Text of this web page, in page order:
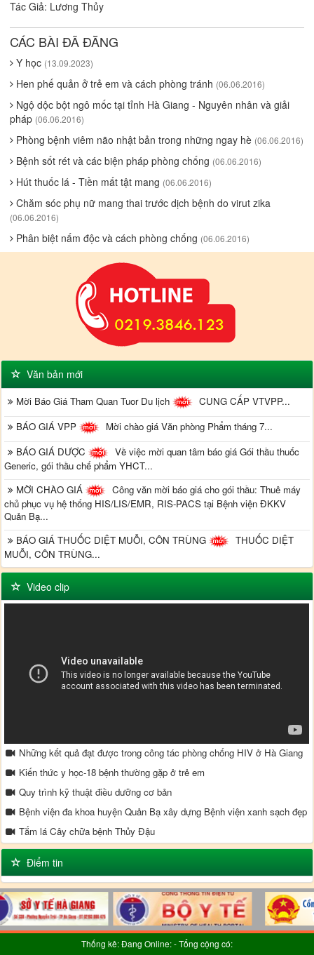
Tác Giả: Lương Thủy
CÁC BÀI ĐÃ ĐĂNG
Y học (13.09.2023)
Hen phế quản ở trẻ em và cách phòng tránh (06.06.2016)
Ngộ dộc bột ngô mốc tại tỉnh Hà Giang - Nguyên nhân và giải
pháp (06.06.2016)
Phòng bệnh viêm não nhật bản trong những ngay hè (06.06.2016)
Bệnh sốt rét và các biện pháp phòng chống (06.06.2016)
Hút thuốc lá - Tiền mất tật mang (06.06.2016)
Chăm sóc phụ nữ mang thai trước dịch bệnh do virut zika
(06.06.2016)
Phân biệt nấm độc và cách phòng chống (06.06.2016)
Văn bản mới
Mời Báo Giá Tham Quan Tuor Du lịch
CUNG CẤP VTVPP...
BÁO GIÁ VPP
Mời chào giá Văn phòng Phẩm tháng 7...
BÁO GIÁ DƯỢC
Về việc mời quan tâm báo giá Gói thầu thuốc
Generic, gói thầu chế phẩm YHCT...
MỜI CHÀO GIÁ
Công văn mời báo giá cho gói thầu: Thuê máy
chủ phục vụ hệ thống HIS/LIS/EMR, RIS-PACS tại Bệnh viện ĐKKV
Quản Bạ...
BÁO GIÁ THUỐC DIỆT MUỖI, CÔN TRÙNG
THUỐC DIỆT
MUỖI, CÔN TRÙNG...
Video clip
Những kết quả đạt được trong công tác phòng chống HIV ở Hà Giang
Kiến thức y học-18 bệnh thường gặp ở trẻ em
Quy trình kỹ thuật điều dưỡng cơ bản
Bệnh viện đa khoa huyện Quản Bạ xây dựng Bệnh viện xanh sạch đẹp
Tắm lá Cây chữa bệnh Thủy Đậu
Phòng ngừa bệnh ở trẻ em
Mô hình liên kết trồng cây dược liệu ở Quyết Tiến
Điểm tin
Thống kê: Đang Online:- Tổng cộng có: